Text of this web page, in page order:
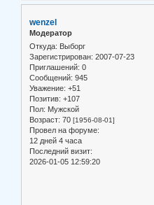
wenzel
Модератор
Откуда: Выборг
Зарегистрирован: 2007-07-23
Приглашений: 0
Сообщений: 945
Уважение: +51
Позитив: +107
Пол: Мужской
Возраст: 70 [1956-08-01]
Провел на форуме:
12 дней 4 часа
Последний визит:
2026-01-05 12:59:20